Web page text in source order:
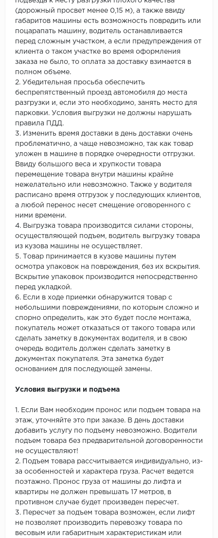
(дорожный просвет менее 0,15 м), а также ввиду
габаритов машины есть возможность повредить или
поцарапать машину, водитель останавливается
перед сложным участком, а если предупреждения от
клиента о таком участке во время оформления
заказа не было, то оплата за доставку взимается в
полном объеме.
2. Убедительная просьба обеспечить
беспрепятственный проезд автомобиля до места
разгрузки и, если это необходимо, занять место для
парковки. Условия выгрузки не должны нарушать
правила ПДД.
3. Изменить время доставки в день доставки очень
проблематично, а чаще невозможно, так как товар
уложен в машине в порядке очередности отгрузки.
Ввиду большого веса и хрупкости товара
перемещение товара внутри машины крайне
нежелательно или невозможно. Также у водителя
расписано время отгрузок у последующих клиентов,
а любой перенос несет смещение оговоренного с
ними времени.
4. Выгрузка товара производится силами стороны,
осуществляющей подъем, водитель выгрузку товара
из кузова машины не осуществляет.
5. Товар принимается в кузове машины путем
осмотра упаковок на повреждения, без их вскрытия.
Вскрытие упаковок производится непосредственно
перед укладкой.
6. Если в ходе приемки обнаружится товар с
небольшими повреждениями, по которым сложно и
спорно определить, как это будет после монтажа,
покупатель может отказаться от такого товара или
сделать заметку в документах водителя, и в свою
очередь водитель должен сделать заметку в
документах покупателя. Эта заметка будет
основанием для последующей замены.
Условия выгрузки и подъема
1. Если Вам необходим пронос или подъем товара на
этаж, уточняйте это при заказе. В день доставки
добавить услугу по подъему невозможно. Водители
подъем товара без предварительной договоренности
не осуществляют!
2. Подъем товара рассчитывается индивидуально, из-
за особенностей и характера груза. Расчет ведется
поэтажно. Пронос груза от машины до лифта и
квартиры не должен превышать 17 метров, в
противном случае будет произведен пересчет.
3. Пересчет за подъем товара возможен, если лифт
не позволяет производить перевозку товара по
весовым или габаритным характеристикам или